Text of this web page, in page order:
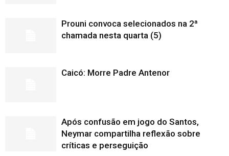
Prouni convoca selecionados na 2ª
chamada nesta quarta (5)
Caicó: Morre Padre Antenor
Após confusão em jogo do Santos,
Neymar compartilha reflexão sobre
críticas e perseguição